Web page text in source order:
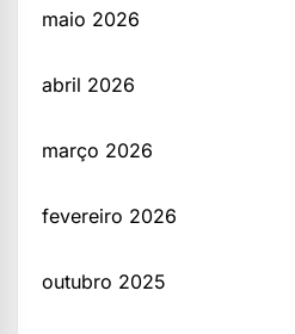
maio 2026
abril 2026
março 2026
fevereiro 2026
outubro 2025